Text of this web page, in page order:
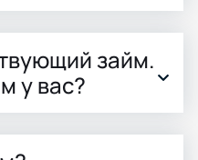
займ.
у вас?